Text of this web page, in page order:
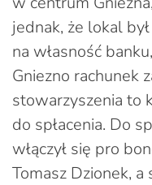
jednak, że lokal
na własność
Gniezno rachunek
stowarzyszenia to
do spłacenia. Do
włączył się pro
Tomasz Dzionek,